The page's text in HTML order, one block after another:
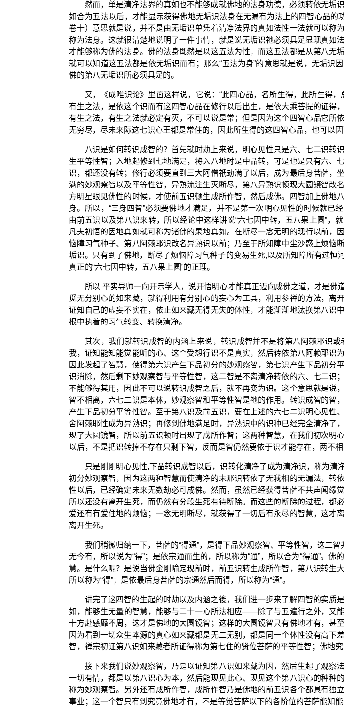
然而，单是清净法界的真如也不能够成就佛地的法身功德，必须转依无
如合为五法以后，才能显示获得佛地无垢识法身在无漏有为法上的四智心品的
卷十）意思就是说，并不是由无垢识单凭着清净法界的真如法性一法就可以称
称为法身。这就很清楚地说明了一件事情，就是说无垢识祂必须具足显现真如
才能够称为佛的法身。佛的法身既然是以这五法为性，而这五法都是从第八无
就可以知道这五法都是依无垢识而有；那么“五法为身”的意思就是说，无垢
佛的第八无垢识所必须具足的。
又，《成唯识论》里面这样说，它说：“此四心品，名所生得，此所生得
有生之法，是依这个识而有这四智心品在修行以后出生，是依大乘菩提的证得
有生之法，有生之法就必定有灭，不可以说是常；但是因为这个四智心品它所
无穷尽，尽未来际这七识心王都是常住的，因此所生得的这四智心品，也可以因
八识是如何转识成智的？首先就时劫上来说，明心见性只是六、七二识
生平等性智；入地起修到七地满足，将入八地时是中品转，可是也是只有六、
识，都还没有转；修行必须要直到三大阿僧祇劫满了以后，成为最后身菩萨，
满的妙观察智以及平等性智，异熟流注生灭断尽，第八异熟识顿现大圆镜智
方明星眼见佛性的时候，才使前五识顿生成所作智，然后成佛。四智加上佛
身。所以，“三身四智”必须要佛地才满足，并不是第一次明心见性的时候就
由前五识以及第八识来转，所以经论中这样讲说“六七因中转，五八果上圆”
凡夫初悟的因地真如就可称为诸佛的果地真如。在断尽一念无明的现行以前
恼障习气种子、第八阿赖耶识改名异熟识以前；乃至于所知障中尘沙惑上烦
垢识。只有到了佛地，断尽了烦恼障习气种子的变易生死,以及所知障所有过
真正的“六七因中转，五八果上圆”的正理。
所以 平实导师一向开示学人，说开悟明心才能真正迈向成佛之道，才是
觅无分别心的如来藏，就得利用有分别心的妄心为工具，利用参禅的方法，
证知自己的虚妄不实在，依止如来藏无得无失的体性，才能渐渐地汰换第八识
根中执着的习气转变、转换清净。
其次，我们就转识成智的内涵上来说，转识成智并不是将第八阿赖耶识
我，证知能知能觉能听的心、这个受想行识不是真实，然后转依第八阿赖耶识
因此发起了智慧，使得第六识产生下品初分的妙观察智，第七识产生下品初
识消除，然后剩下妙观察智与平等性智，这二智是不离清净转依的六、七二
不能够得其用，因此不可以说转识成智之后，就不再变为识。这个意思就是
智不相离，六七二识是本体，妙观察智和平等性智是祂的作用。转识成智的智
产生下品初分平等性智。至于第八识及前五识，要在上述的六七二识明心见
舍阿赖耶性成为异熟识；再修到佛地满足时，异熟识中的识种已经完全清净了
现了大圆镜智，所以前五识顿时出现了成所作智；这两种智慧，在我们初次明
以后，不是把识转掉不存在只剩下智，反而是智仍然要依于识才能存在，两不相
只是刚刚明心见性,下品转识成智以后，识转化清净了成为清净识，称为
初分妙观察智，因为这两种智慧而使清净的末那识转依了无我相的无漏法，转
性以后，已经确定未来无数劫必可成佛。然而，虽然已经获得菩萨不共声闻缘
所以还没有离开生死，而仍然有分段生死有待断除。而这些的断除的过程，
爱还有有爱住地的烦恼；一念无明断尽，就获得了一切后有永尽的智慧，这
离开生死。
我们稍微归纳一下，菩萨的“得通”，是得下品妙观察智、平等性智，这二
无今有，所以说为“得”；是依宗通而生的，所以称为“通”，所以合为“得通”。
慧。是什么呢？是说当佛金刚喻定现前时，前五识转生成所作智，第八识转生
所以称为“得”；是依最后身菩萨的宗通然后而得，所以称为“通”。
讲完了这四智的生起的时劫以及内涵之後，我们进一步来了解四智的实
如，能够生无量的智慧，能够与二十一心所法相应——除了与五遍行之外，
十方赴感靡不周，这才是佛地的大圆镜智；这样的大圆镜智只有佛地才有，甚
因为看到一切众生本源的真心如来藏都是无二无别，都是同一个体性没有高
智，禅宗初证第八识如来藏者所证得称为第七住的贤位菩萨的平等性智；佛地
接下来我们说妙观察智，乃是以证知第八识如来藏为因，然后生起了观察
一切有情，都是以第八识心为本，然后能现见此心、现见这个第八识心的种种
称为妙观察智。另外还有成所作智，成所作智乃是佛地的前五识各个都具有独
事业；这一个智只有到究竟佛地才有，不是等觉菩萨以下的各阶位的菩萨能知能